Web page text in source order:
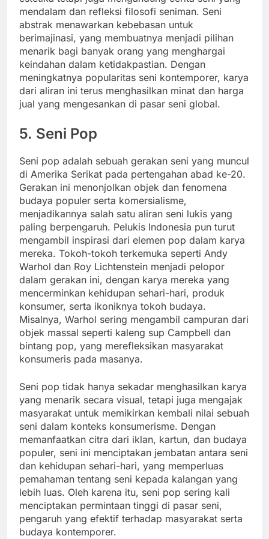
mendalam dan refleksi filosofi seniman. Seni
abstrak menawarkan kebebasan untuk
berimajinasi, yang membuatnya menjadi pilihan
menarik bagi banyak orang yang menghargai
keindahan dalam ketidakpastian. Dengan
meningkatnya popularitas seni kontemporer, karya
dari aliran ini terus menghasilkan minat dan harga
jual yang mengesankan di pasar seni global.
5. Seni Pop
Seni pop adalah sebuah gerakan seni yang muncul
di Amerika Serikat pada pertengahan abad ke-20.
Gerakan ini menonjolkan objek dan fenomena
budaya populer serta komersialisme,
menjadikannya salah satu aliran seni lukis yang
paling berpengaruh. Pelukis Indonesia pun turut
mengambil inspirasi dari elemen pop dalam karya
mereka. Tokoh-tokoh terkemuka seperti Andy
Warhol dan Roy Lichtenstein menjadi pelopor
dalam gerakan ini, dengan karya mereka yang
mencerminkan kehidupan sehari-hari, produk
konsumer, serta ikoniknya tokoh budaya.
Misalnya, Warhol sering mengambil campuran dari
objek massal seperti kaleng sup Campbell dan
bintang pop, yang merefleksikan masyarakat
konsumeris pada masanya.
Seni pop tidak hanya sekadar menghasilkan karya
yang menarik secara visual, tetapi juga mengajak
masyarakat untuk memikirkan kembali nilai sebuah
seni dalam konteks konsumerisme. Dengan
memanfaatkan citra dari iklan, kartun, dan budaya
populer, seni ini menciptakan jembatan antara seni
dan kehidupan sehari-hari, yang memperluas
pemahaman tentang seni kepada kalangan yang
lebih luas. Oleh karena itu, seni pop sering kali
menciptakan permintaan tinggi di pasar seni,
pengaruh yang efektif terhadap masyarakat serta
budaya kontemporer.